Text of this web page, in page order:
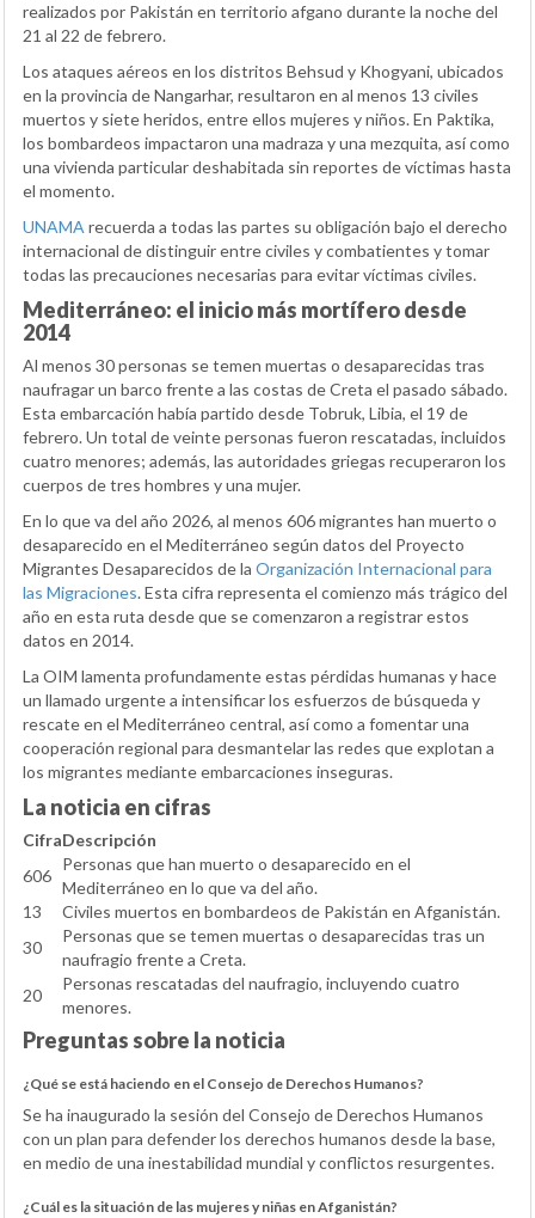
realizados por Pakistán en territorio afgano durante la noche del
21 al 22 de febrero.
Los ataques aéreos en los distritos Behsud y Khogyani, ubicados
en la provincia de Nangarhar, resultaron en al menos 13 civiles
muertos y siete heridos, entre ellos mujeres y niños. En Paktika,
los bombardeos impactaron una madraza y una mezquita, así como
una vivienda particular deshabitada sin reportes de víctimas hasta
el momento.
UNAMA recuerda a todas las partes su obligación bajo el derecho
internacional de distinguir entre civiles y combatientes y tomar
todas las precauciones necesarias para evitar víctimas civiles.
Mediterráneo: el inicio más mortífero desde
2014
Al menos 30 personas se temen muertas o desaparecidas tras
naufragar un barco frente a las costas de Creta el pasado sábado.
Esta embarcación había partido desde Tobruk, Libia, el 19 de
febrero. Un total de veinte personas fueron rescatadas, incluidos
cuatro menores; además, las autoridades griegas recuperaron los
cuerpos de tres hombres y una mujer.
En lo que va del año 2026, al menos 606 migrantes han muerto o
desaparecido en el Mediterráneo según datos del Proyecto
Migrantes Desaparecidos de la Organización Internacional para
las Migraciones. Esta cifra representa el comienzo más trágico del
año en esta ruta desde que se comenzaron a registrar estos
datos en 2014.
La OIM lamenta profundamente estas pérdidas humanas y hace
un llamado urgente a intensificar los esfuerzos de búsqueda y
rescate en el Mediterráneo central, así como a fomentar una
cooperación regional para desmantelar las redes que explotan a
los migrantes mediante embarcaciones inseguras.
La noticia en cifras
CifraDescripción
606
Personas que han muerto o desaparecido en el
Mediterráneo en lo que va del año.
13
Civiles muertos en bombardeos de Pakistán en Afganistán.
30
Personas que se temen muertas o desaparecidas tras un
naufragio frente a Creta.
20
Personas rescatadas del naufragio, incluyendo cuatro
menores.
Preguntas sobre la noticia
¿Qué se está haciendo en el Consejo de Derechos Humanos?
Se ha inaugurado la sesión del Consejo de Derechos Humanos
con un plan para defender los derechos humanos desde la base,
en medio de una inestabilidad mundial y conflictos resurgentes.
¿Cuál es la situación de las mujeres y niñas en Afganistán?